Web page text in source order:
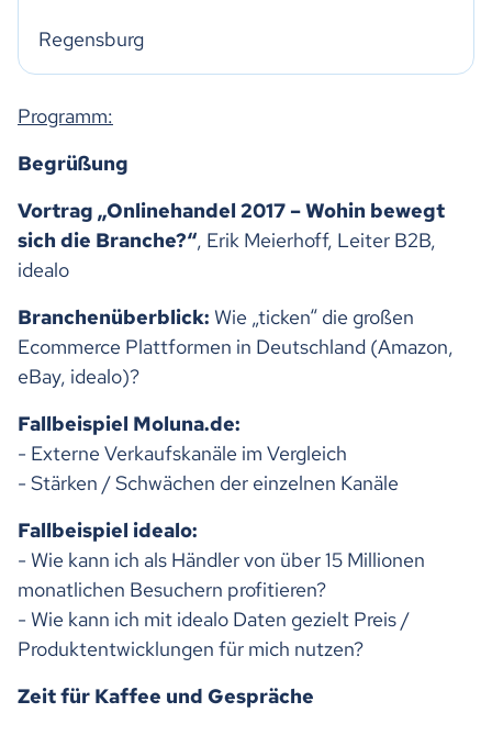
Programm:
Begrüßung
Vortrag „Onlinehandel 2017 – Wohin bewegt
sich die Branche?“, Erik Meierhoff, Leiter B2B,
idealo
Branchenüberblick: Wie „ticken“ die großen
Ecommerce Plattformen in Deutschland (Amazon,
eBay, idealo)?
Fallbeispiel Moluna.de:
- Externe Verkaufskanäle im Vergleich
- Stärken / Schwächen der einzelnen Kanäle
Fallbeispiel idealo:
- Wie kann ich als Händler von über 15 Millionen
monatlichen Besuchern profitieren?
- Wie kann ich mit idealo Daten gezielt Preis /
Produktentwicklungen für mich nutzen?
Zeit für Kaffee und Gespräche
Regensburg